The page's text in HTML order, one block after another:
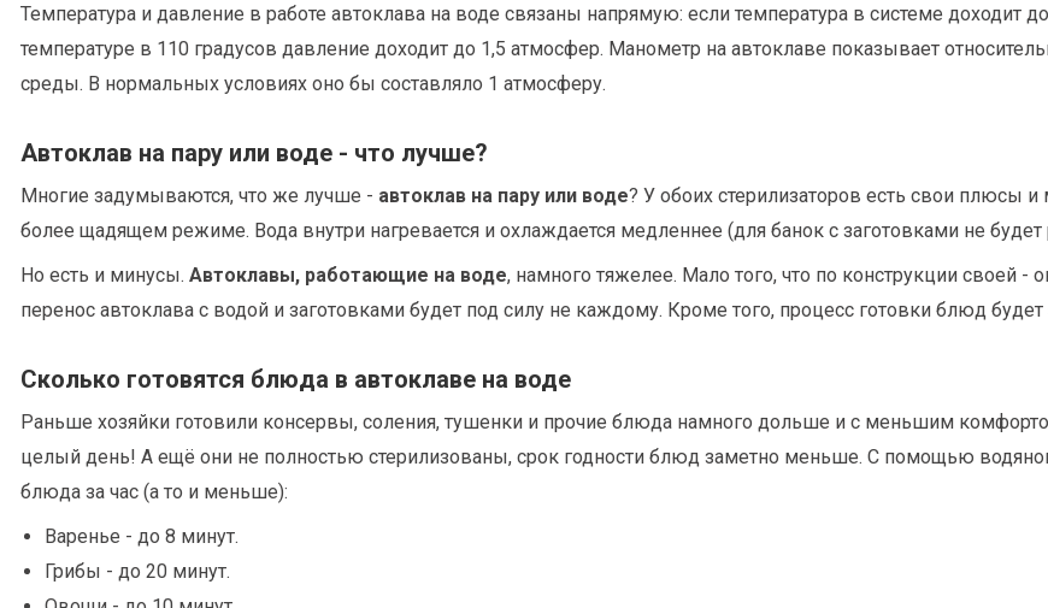
Температура и давление в работе автоклава на воде связаны напрямую: если температура в системе доходит
температуре в 110 градусов давление доходит до 1,5 атмосфер. Манометр на автоклаве показывает
среды. В нормальных условиях оно бы составляло 1 атмосферу.
Автоклав на пару или воде - что лучше?
Многие задумываются, что же лучше - автоклав на пару или воде? У обоих стерилизаторов есть свои плюсы
более щадящем режиме. Вода внутри нагревается и охлаждается медленнее (для банок с заготовками не
Но есть и минусы. Автоклавы, работающие на воде, намного тяжелее. Мало того, что по конструкции своей
перенос автоклава с водой и заготовками будет под силу не каждому. Кроме того, процесс готовки блюд
Сколько готовятся блюда в автоклаве на воде
Раньше хозяйки готовили консервы, соления, тушенки и прочие блюда намного дольше и с меньшим
целый день! А ещё они не полностью стерилизованы, срок годности блюд заметно меньше. С помощью
блюда за час (а то и меньше):
Варенье - до 8 минут.
Грибы - до 20 минут.